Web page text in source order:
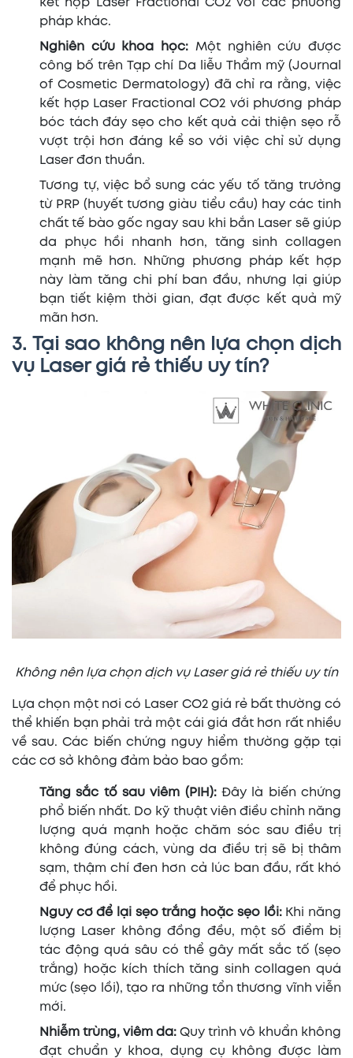
kết hợp Laser Fractional CO2 với các phương
pháp khác.
Nghiên cứu khoa học: Một nghiên cứu được
công bố trên Tạp chí Da liễu Thẩm mỹ (Journal
of Cosmetic Dermatology) đã chỉ ra rằng, việc
kết hợp Laser Fractional CO2 với phương pháp
bóc tách đáy sẹo cho kết quả cải thiện sẹo rỗ
vượt trội hơn đáng kể so với việc chỉ sử dụng
Laser đơn thuần.
Tương tự, việc bổ sung các yếu tố tăng trưởng
từ PRP (huyết tương giàu tiểu cầu) hay các tinh
chất tế bào gốc ngay sau khi bắn Laser sẽ giúp
da phục hồi nhanh hơn, tăng sinh collagen
mạnh mẽ hơn. Những phương pháp kết hợp
này làm tăng chi phí ban đầu, nhưng lại giúp
bạn tiết kiệm thời gian, đạt được kết quả mỹ
mãn hơn.
3. Tại sao không nên lựa chọn dịch
vụ Laser giá rẻ thiếu uy tín?
Không nên lựa chọn dịch vụ Laser giá rẻ thiếu uy tín
Lựa chọn một nơi có Laser CO2 giá rẻ bất thường có
thể khiến bạn phải trả một cái giá đắt hơn rất nhiều
về sau. Các biến chứng nguy hiểm thường gặp tại
các cơ sở không đảm bảo bao gồm:
Tăng sắc tố sau viêm (PIH): Đây là biến chứng
phổ biến nhất. Do kỹ thuật viên điều chỉnh năng
lượng quá mạnh hoặc chăm sóc sau điều trị
không đúng cách, vùng da điều trị sẽ bị thâm
sạm, thậm chí đen hơn cả lúc ban đầu, rất khó
để phục hồi.
Nguy cơ để lại sẹo trắng hoặc sẹo lồi:Khi năng
lượng Laser không đồng đều, một số điểm bị
tác động quá sâu có thể gây mất sắc tố (sẹo
trắng) hoặc kích thích tăng sinh collagen quá
mức (sẹo lồi), tạo ra những tổn thương vĩnh viễn
mới.
Nhiễm trùng, viêm da: Quy trình vô khuẩn không
đạt chuẩn y khoa, dụng cụ không được làm